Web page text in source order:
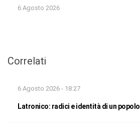
6 Agosto 2026
Correlati
6 Agosto 2026 - 18:27
Latronico: radici e identità di un popolo